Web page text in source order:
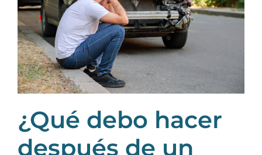
¿Qué debo hacer
después de un